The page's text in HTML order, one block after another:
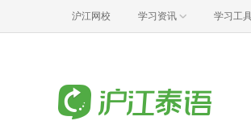
沪江网校 学习资讯 学习工